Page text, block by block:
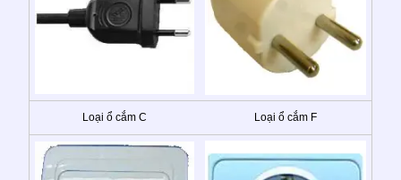
Loại ổ cắm C Loại ổ cắm F